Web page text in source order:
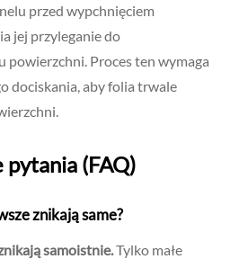
przed wypchnięciem
jej przyleganie do
powierzchni. Proces ten wymaga
dociskania, aby folia trwale
pytania (FAQ)
znikają same?
samoistnie.Tylko małe